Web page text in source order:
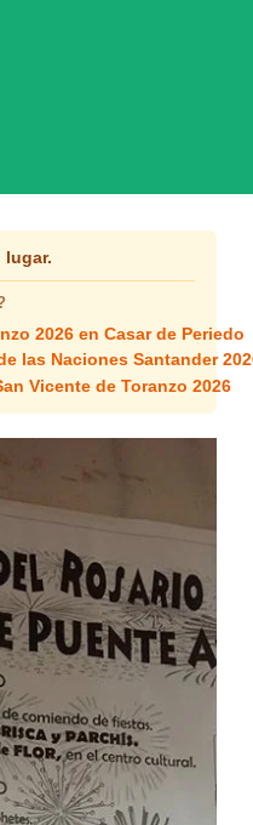
lugar.
2026 en Casar de Periedo
las Naciones Santander
Vicente de Toranzo 2026